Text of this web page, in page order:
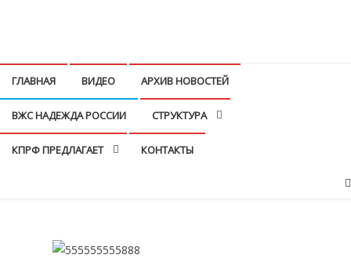
ГЛАВНАЯ ВИДЕО АРХИВ НОВОСТЕЙ
ВЖС НАДЕЖДА РОССИИ СТРУКТУРА
КПРФ ПРЕДЛАГАЕТ КОНТАКТЫ